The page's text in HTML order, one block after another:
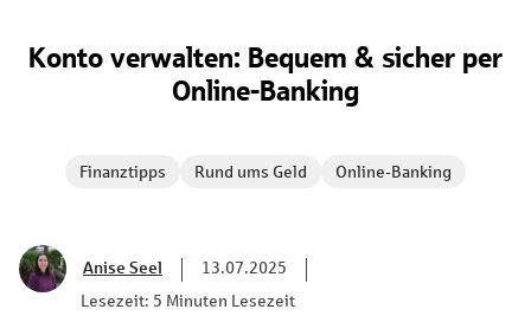
Konto verwalten: Bequem & sicher per
Online-Banking
Finanztipps Rund ums Geld Online-Banking
Anise Seel
13.07.2025
Lesezeit: 5 Minuten Lesezeit